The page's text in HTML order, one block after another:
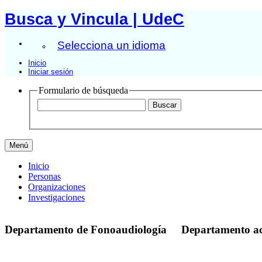
Busca y Vincula | UdeC
Selecciona un idioma
Inicio
Iniciar sesión
Formulario de búsqueda
Menú
Inicio
Personas
Organizaciones
Investigaciones
Departamento de Fonoaudiología Departamento